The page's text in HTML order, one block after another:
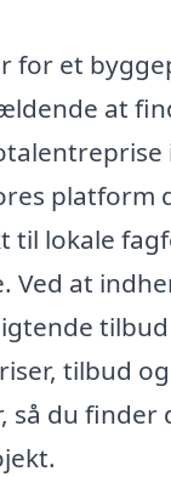
for et
at
platform
til lokale
Ved at
tilbud
tilbud og
så du finder